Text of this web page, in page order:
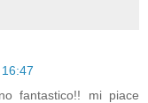
fantastico!! mi piace